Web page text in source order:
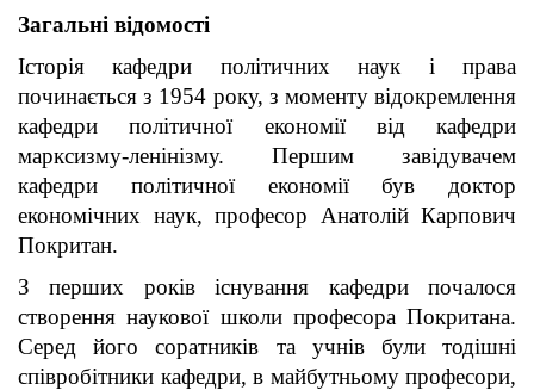
Загальні відомості
Історія кафедри політичних наук і права
починається з 1954 року, з моменту відокремлення
кафедри політичної економії від кафедри
марксизму-ленінізму. Першим завідувачем
кафедри політичної економії був доктор
економічних наук, професор Анатолій Карпович
Покритан.
З перших років існування кафедри почалося
створення наукової школи професора Покритана.
Серед його соратників та учнів були тодішні
співробітники кафедри, в майбутньому професори,